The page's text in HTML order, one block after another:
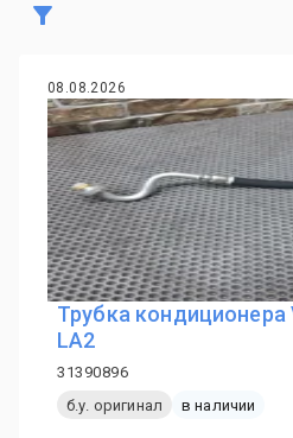
08.08.2026
Трубка кондиционера
LA2
31390896
б.у. оригинал
в наличии